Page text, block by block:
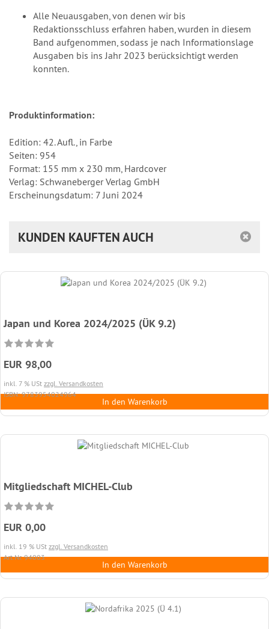
Alle Neuausgaben, von denen wir bis
Redaktionsschluss erfahren haben, wurden in diesem
Band aufgenommen, sodass je nach Informationslage
Ausgaben bis ins Jahr 2023 berücksichtigt werden
konnten.
Produktinformation:
Edition: 42. Aufl., in Farbe
Seiten: 954
Format: 155 mm x 230 mm, Hardcover
Verlag: Schwaneberger Verlag GmbH
Erscheinungsdatum: 7 Juni 2024
KUNDEN KAUFTEN AUCH
Japan und Korea 2024/2025 (ÜK 9.2)
EUR 98,00
inkl. 7 % USt zzgl. Versandkosten
ISBN: 9783954024964
In den Warenkorb
Mitgliedschaft MICHEL-Club
EUR 0,00
inkl. 19 % USt zzgl. Versandkosten
Art.Nr. 94003
In den Warenkorb